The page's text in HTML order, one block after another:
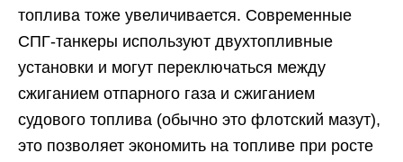
топлива тоже увеличивается. Современные
СПГ-танкеры используют двухтопливные
установки и могут переключаться между
сжиганием отпарного газа и сжиганием
судового топлива (обычно это флотский мазут),
это позволяет экономить на топливе при росте